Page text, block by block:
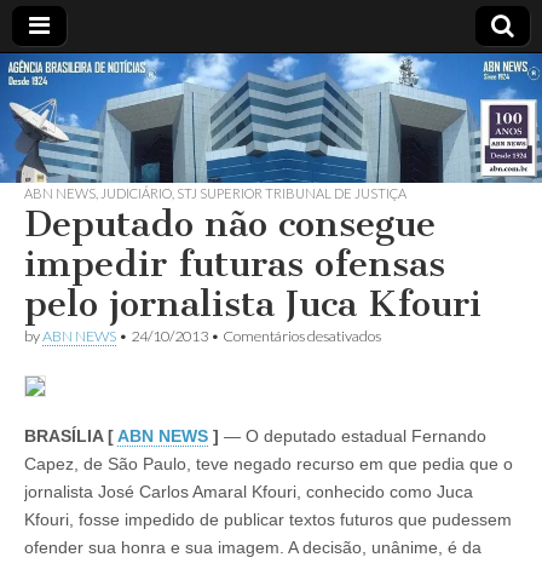
ABN
AGÊNCIA
BRASILEIRA
DE
NOTÍCIAS
DESDE
1924
ABN NEWS JUDICIÁRIO STJ SUPERIOR TRIBUNAL DE JUSTIÇA
Deputado não consegue
impedir futuras ofensas
pelo jornalista Juca Kfouri
byABN NEWS • 24/10/2013 • Comentários desativadosem
futuras
pelo
jornalista
Kfouri
BRASÍLIA [ABN NEWS ] — O deputado estadual Fernando
Capez, de São Paulo, teve negado recurso em que pedia que o
jornalista José Carlos Amaral Kfouri, conhecido como Juca
Kfouri, fosse impedido de publicar textos futuros que pudessem
ofender sua honra e sua imagem. A decisão, unânime, é da